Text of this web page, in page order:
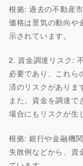
根拠: 過去の不動産
価格は景気の動向や
示されています。
2. 資金調達リスク:
必要であり、これら
済のリスクがありま
また、資金を調達で
場合にもリスクが生
根拠: 銀行や金融機
失敗例などから、資